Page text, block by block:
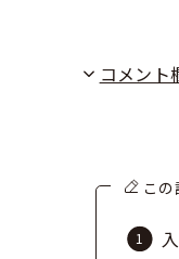
コメント
こ